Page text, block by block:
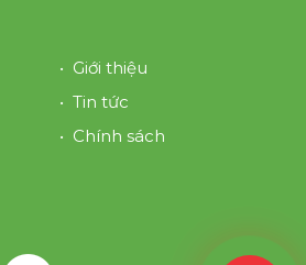
• Giới thiệu
• Tin tức
• Chính sách